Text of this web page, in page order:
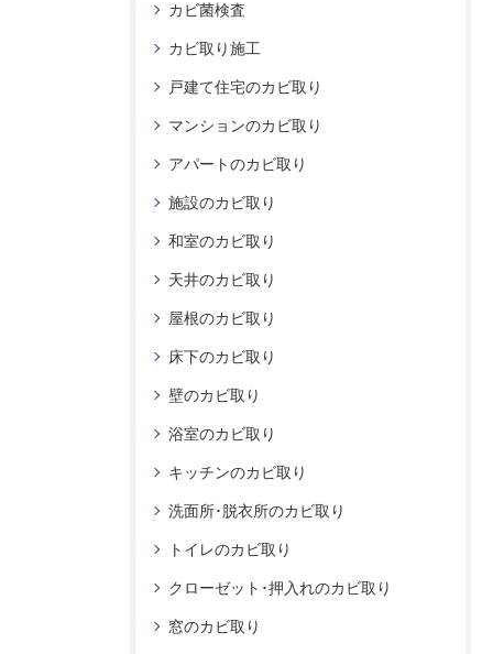
カビ菌検査
カビ取り施工
戸建て住宅のカビ取り
マンションのカビ取り
アパートのカビ取り
施設のカビ取り
和室のカビ取り
天井のカビ取り
屋根のカビ取り
床下のカビ取り
壁のカビ取り
浴室のカビ取り
キッチンのカビ取り
洗面所･脱衣所のカビ取り
トイレのカビ取り
クローゼット･押入れのカビ取り
窓のカビ取り